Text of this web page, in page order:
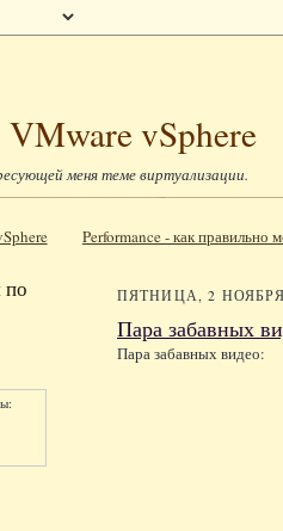
vSphere
меня теме виртуализации.
Performance - как правильно
по
ПЯТНИЦА, 2 НОЯБРЯ
Пара забавных
Пара забавных видео: